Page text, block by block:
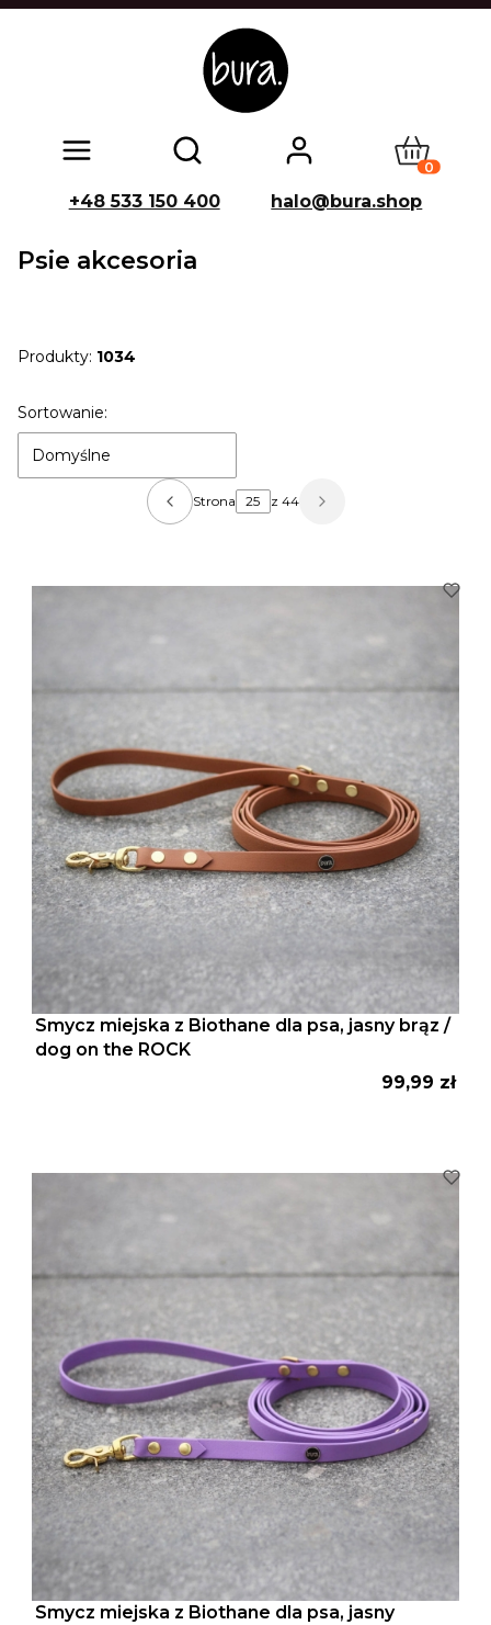
Otwórz wyszukiwarkę Produkty
+48 533 150 400 halo@bura.shop
Psie akcesoria
Produkty: 1034
Lista produktów
Sortowanie:
Domyślne
Poprzednie produkty
Strona z 44 Następne produkty
Smycz miejska z Biothane dla psa, jasny brąz /
dog on the ROCK
Cena
99,99 zł
Smycz miejska z Biothane dla psa, jasny